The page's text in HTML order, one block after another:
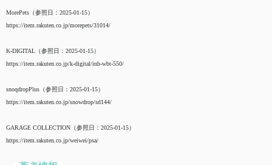
MorePets（参照日：2025-01-15）
https://item.rakuten.co.jp/morepets/31014/
K-DIGITAL（参照日：2025-01-15）
https://item.rakuten.co.jp/k-digital/inb-wbt-550/
snoqdropPlus（参照日：2025-01-15）
https://item.rakuten.co.jp/snowdrop/sd144/
GARAGE COLLECTION（参照日：2025-01-15）
https://item.rakuten.co.jp/weiwei/psa/